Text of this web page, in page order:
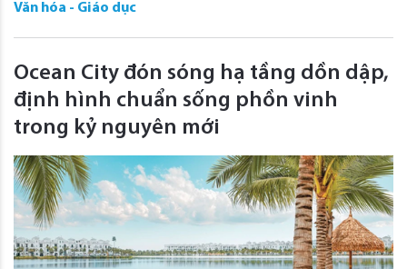
Văn hóa - Giáo dục
Ocean City đón sóng hạ tầng dồn dập,
định hình chuẩn sống phồn vinh
trong kỷ nguyên mới